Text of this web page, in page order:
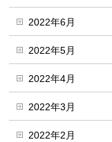
2022年6月
2022年5月
2022年4月
2022年3月
2022年2月